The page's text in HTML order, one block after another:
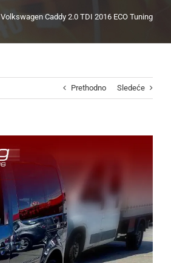
Volkswagen Caddy 2.0 TDI 2016 ECO Tuning
Prethodno Sledeće